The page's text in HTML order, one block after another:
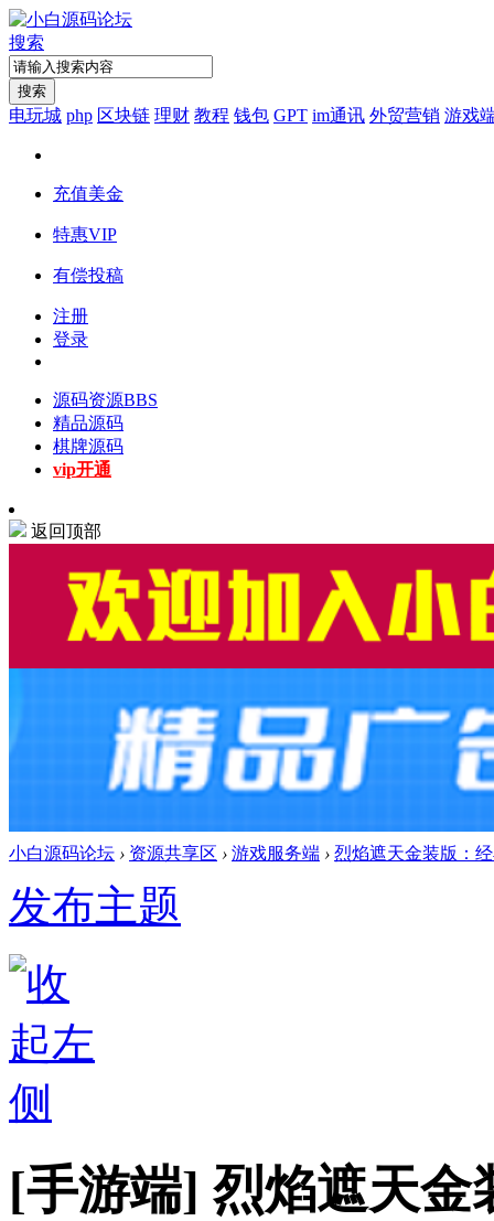
搜索
搜索
电玩城 php 区块链 理财 教程 钱包 GPT im通讯 外贸营销 游戏
充值美金
特惠VIP
有偿投稿
注册
登录
源码资源BBS
精品源码
棋牌源码
vip开通
返回顶部
小白源码论坛 › 资源共享区 › 游戏服务端 › 烈焰遮天金装版：
发布主题
[手游端] 烈焰遮天金